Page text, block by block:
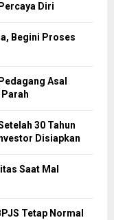
Diri
Begini Proses
Asal
30 Tahun
Disiapkan
Saat Mal
Tetap Normal